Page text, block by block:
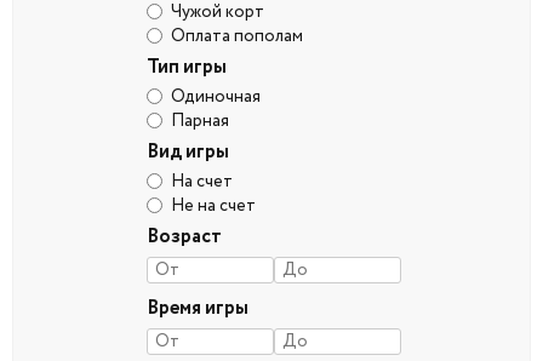
Чужой корт
Оплата пополам
Тип игры
Одиночная
Парная
Вид игры
На счет
Не на счет
Возраст
Время игры